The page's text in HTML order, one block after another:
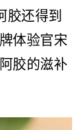
胶还得到
体验官宋
胶的滋补